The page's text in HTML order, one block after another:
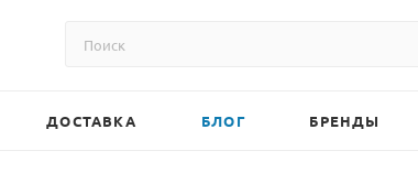
ДОСТАВКА БЛОГ БРЕНДЫ